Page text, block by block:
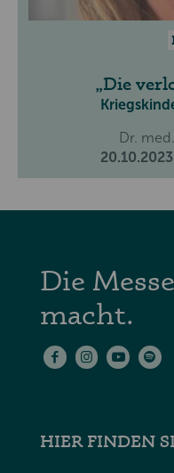
Die
Dr.
20.10.2023
Die
macht.
HIER FINDEN